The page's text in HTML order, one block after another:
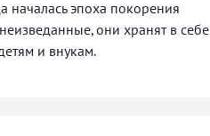
началась эпоха покорения
они хранят в себе
и внукам.